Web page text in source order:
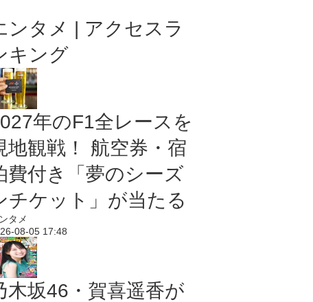
ンタメ | アクセスラ
キング
年のF1全レースを
地観戦！ 航空券・宿
費付き「夢のシーズ
チケット」が当たる
タメ
08-05 17:48
木坂46・賀喜遥香が